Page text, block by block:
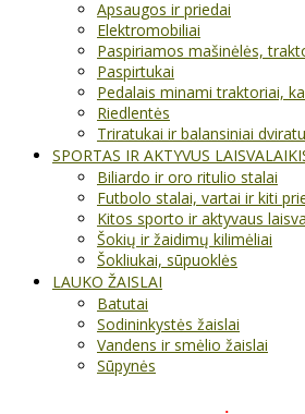
Apsaugos ir priedai
Elektromobiliai
Paspiriamos mašinėlės,
Paspirtukai
Pedalais minami traktoriai,
Riedlentės
Triratukai ir balansiniai
SPORTAS IR AKTYVUS
Biliardo ir oro ritulio stalai
Futbolo stalai, vartai ir kiti
Kitos sporto ir aktyvaus
Šokių ir žaidimų kilimėliai
Šokliukai, sūpuoklės
LAUKO ŽAISLAI
Batutai
Sodininkystės žaislai
Vandens ir smėlio žaislai
Sūpynės